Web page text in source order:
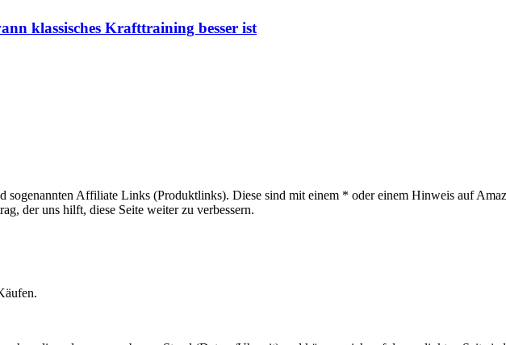
klassisches Krafttraining besser ist
sogenannten Affiliate Links (Produktlinks). Diese sind mit einem * oder einem Hinweis auf
der uns hilft, diese Seite weiter zu verbessern.